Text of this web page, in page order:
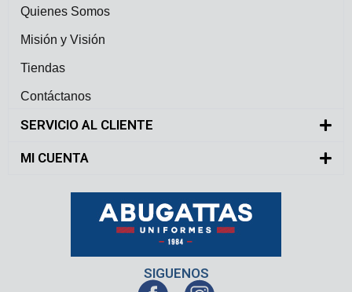
Quienes Somos
Misión y Visión
Tiendas
Contáctanos
SERVICIO AL CLIENTE
MI CUENTA
SIGUENOS